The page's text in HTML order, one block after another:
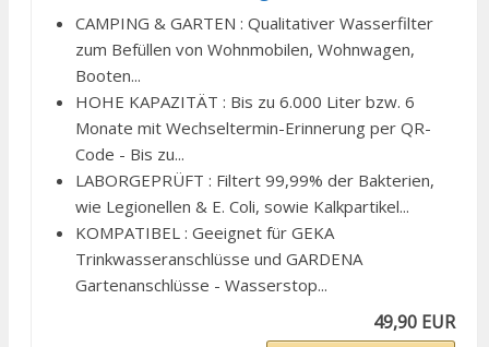
CAMPING & GARTEN : Qualitativer Wasserfilter
zum Befüllen von Wohnmobilen, Wohnwagen,
Booten...
HOHE KAPAZITÄT : Bis zu 6.000 Liter bzw. 6
Monate mit Wechseltermin-Erinnerung per QR-
Code - Bis zu...
LABORGEPRÜFT : Filtert 99,99% der Bakterien,
wie Legionellen & E. Coli, sowie Kalkpartikel...
KOMPATIBEL : Geeignet für GEKA
Trinkwasseranschlüsse und GARDENA
Gartenanschlüsse - Wasserstop...
49,90 EUR